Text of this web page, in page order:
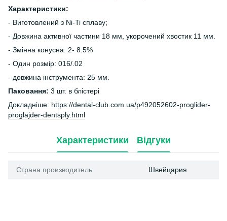
Характеристики:
- Виготовлений з Ni-Ti сплаву;
- Довжина активної частини 18 мм, укорочений хвостик 11 мм.
- Змінна конусна: 2- 8.5%
- Один розмір: 016/.02
- довжина інструмента: 25 мм.
Паковання: 3 шт. в блістері
Докладніше: https://dental-club.com.ua/p492052602-proglider-
proglajder-dentsply.html
Характеристики Відгуки
Страна производитель Швейцария